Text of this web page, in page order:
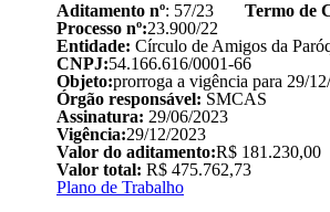
Aditamento nº: 57/23 Termo de
Processo nº:23.900/22
Entidade: Círculo de Amigos da
CNPJ:54.166.616/0001-66
Objeto:prorroga a vigência para 29/
Órgão responsável: SMCAS
Assinatura: 29/06/2023
Vigência:29/12/2023
Valor do aditamento:R$ 181.230,00
Valor total: R$ 475.762,73
Plano de Trabalho